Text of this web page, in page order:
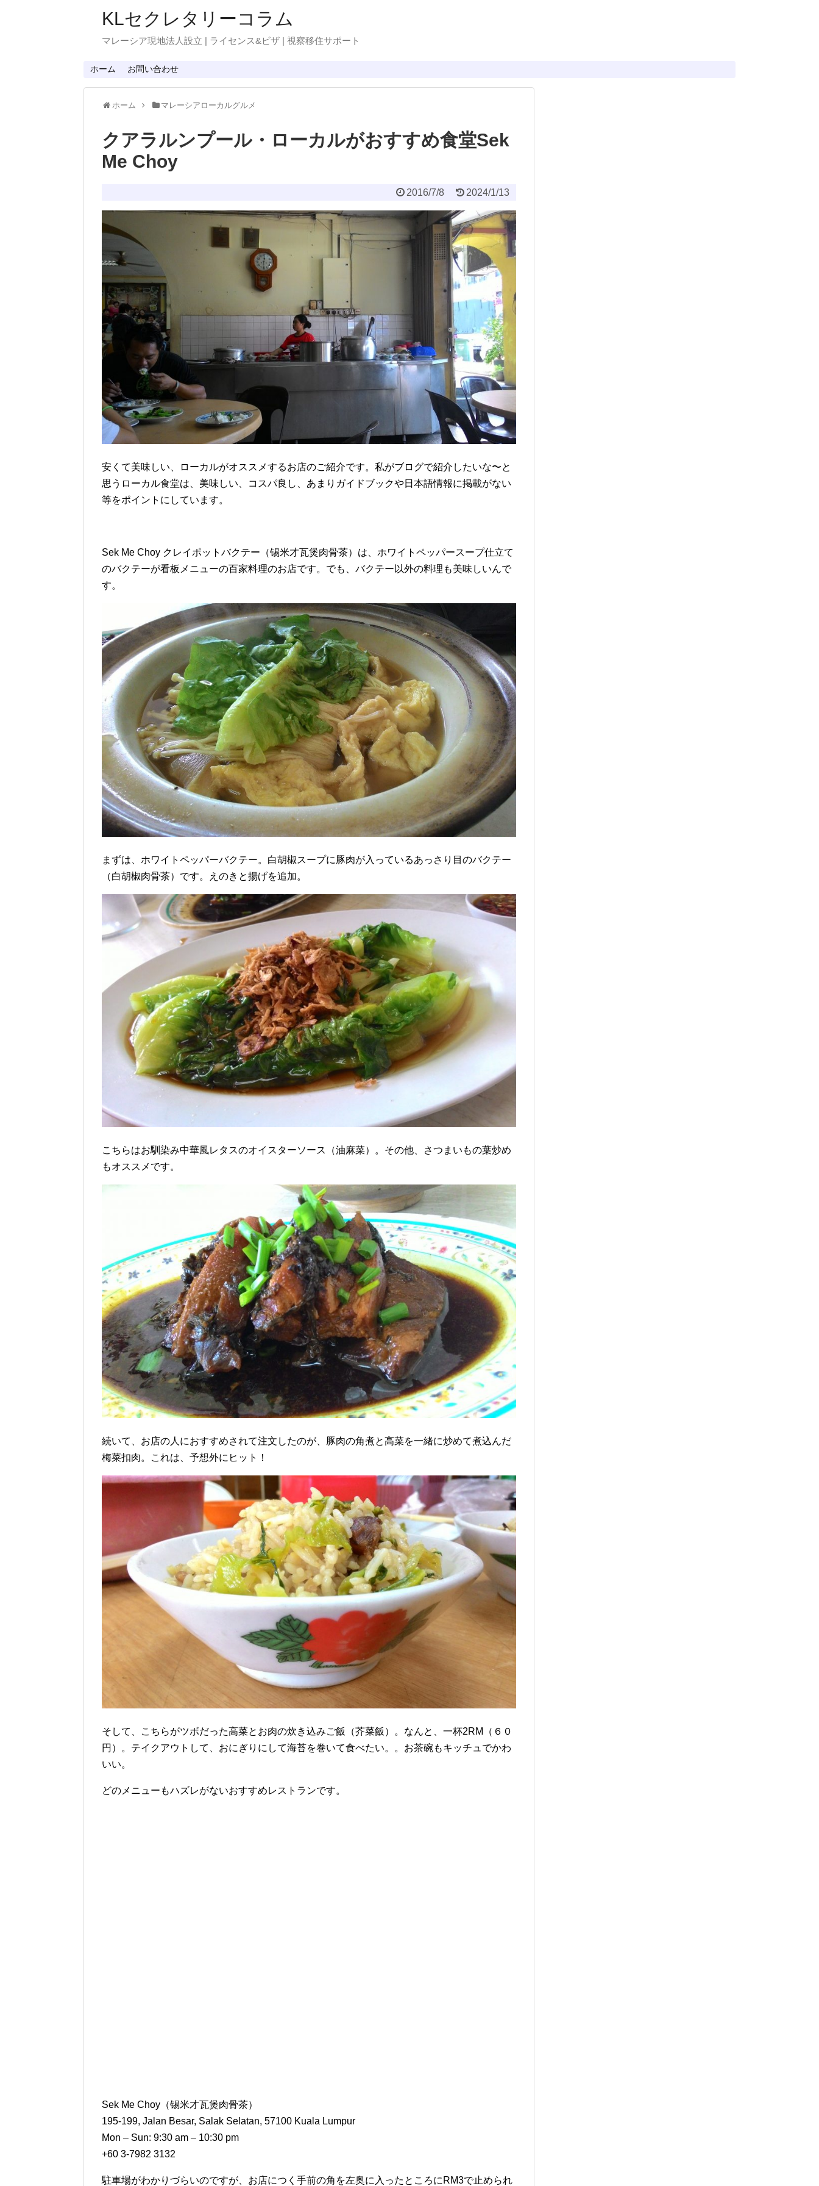
KLセクレタリーコラム
マレーシア現地法人設立 | ライセンス&ビザ | 視察移住サポート
ホーム お問い合わせ
ホーム マレーシアローカルグルメ
クアラルンプール・ローカルがおすすめ食堂Sek
Me Choy
2016/7/8 2024/1/13
安くて美味しい、ローカルがオススメするお店のご紹介です。私がブログで紹介したいな〜と
思うローカル食堂は、美味しい、コスパ良し、あまりガイドブックや日本語情報に掲載がない
等をポイントにしています。
Sek Me Choy クレイポットバクテー（锡米才瓦煲肉骨茶）は、ホワイトペッパースープ仕立て
のバクテーが看板メニューの百家料理のお店です。でも、バクテー以外の料理も美味しいんで
す。
まずは、ホワイトペッパーバクテー。白胡椒スープに豚肉が入っているあっさり目のバクテー
（白胡椒肉骨茶）です。えのきと揚げを追加。
こちらはお馴染み中華風レタスのオイスターソース（油麻菜）。その他、さつまいもの葉炒め
もオススメです。
続いて、お店の人におすすめされて注文したのが、豚肉の角煮と高菜を一緒に炒めて煮込んだ
梅菜扣肉。これは、予想外にヒット！
そして、こちらがツボだった高菜とお肉の炊き込みご飯（芥菜飯）。なんと、一杯2RM（６０
円）。テイクアウトして、おにぎりにして海苔を巻いて食べたい。。お茶碗もキッチュでかわ
いい。
どのメニューもハズレがないおすすめレストランです。
Sek Me Choy（锡米才瓦煲肉骨茶）
195-199, Jalan Besar, Salak Selatan, 57100 Kuala Lumpur
Mon – Sun: 9:30 am – 10:30 pm
+60 3-7982 3132
駐車場がわかりづらいのですが、お店につく手前の角を左奥に入ったところにRM3で止められ